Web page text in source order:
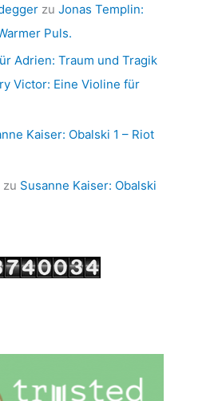
zu Jonas Templin:
Puls.
Adrien: Traum und Tragik
Victor: Eine Violine für
Kaiser: Obalski 1 – Riot
zu Susanne Kaiser: Obalski